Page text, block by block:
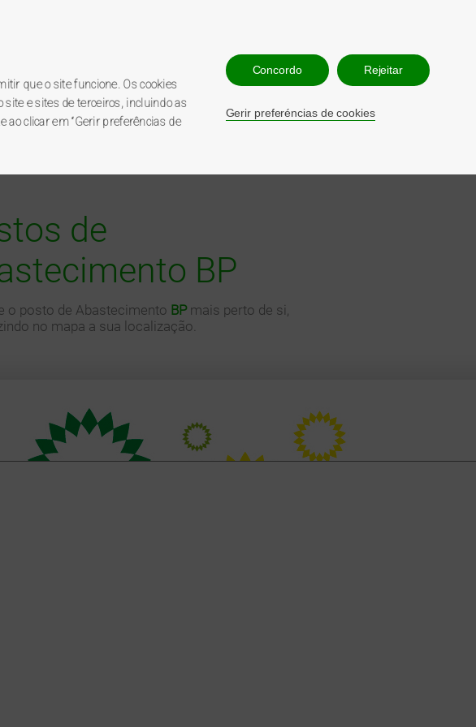
que o site funcione. Os cookies
e sites de terceiros, incluindo as
ao clicar em “Gerir preferências de
Concordo Rejeitar
Gerir preferéncias de cookies
210 547 860
808 200 068
BP
de
BP
o posto de Abastecimento BPmais perto de si,
no mapa a sua localização.